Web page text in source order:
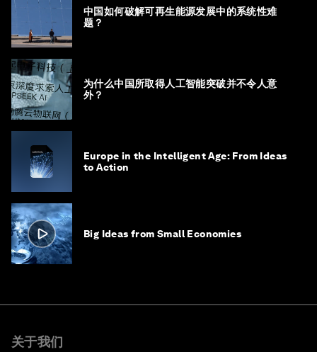
中国如何破解可再生能源发展中的系统性难
题？
为什么中国所取得人工智能突破并不令人意
外？
Europe in the Intelligent Age: From Ideas
to Action
Big Ideas from Small Economies
关于我们